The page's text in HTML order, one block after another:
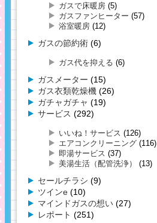
ガスで床暖房 (5)
ガスファンヒーター (57)
浴室暖房 (12)
ガスの節約術 (6)
ガス代を抑える (6)
ガスメーター (15)
ガス衣類乾燥機 (26)
ガチャガチャ (19)
サービス (292)
いいね！サービス (126)
エアコンクリーニング (116)
即湯サービス (37)
美湯生活（配管洗浄）
(13)
セールチラシ (9)
ツインe (10)
マインドガスの想い (27)
レポート (251)